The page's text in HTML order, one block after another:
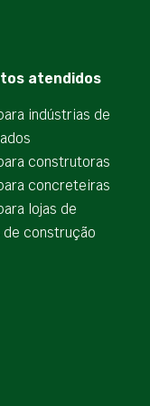
atendidos
indústrias de
construtoras
concreteiras
lojas de
construção